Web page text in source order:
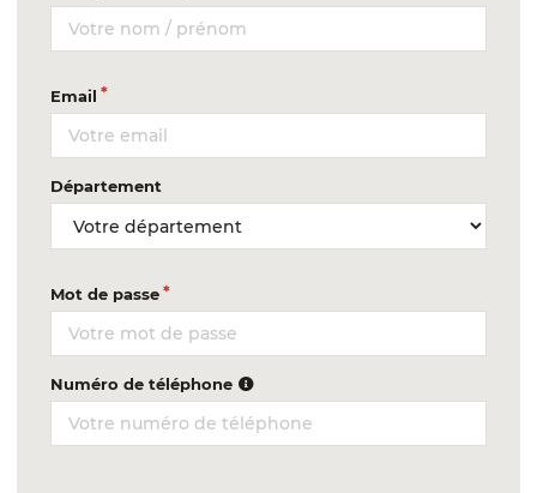
Email
Département
Mot de passe
Numéro de téléphone